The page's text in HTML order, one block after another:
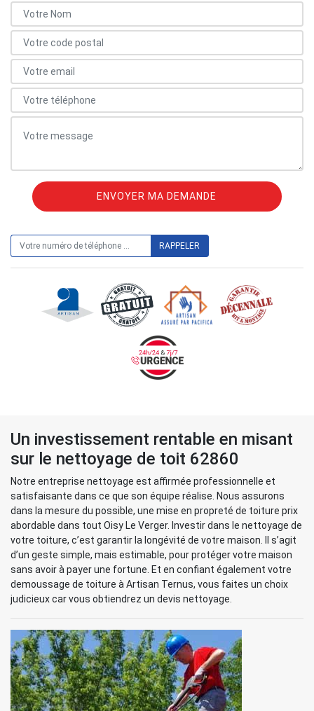
Un investissement rentable en misant
sur le nettoyage de toit 62860
Notre entreprise nettoyage est affirmée professionnelle et
satisfaisante dans ce que son équipe réalise. Nous assurons
dans la mesure du possible, une mise en propreté de toiture prix
abordable dans tout Oisy Le Verger. Investir dans le nettoyage de
votre toiture, c’est garantir la longévité de votre maison. Il s’agit
d’un geste simple, mais estimable, pour protéger votre maison
sans avoir à payer une fortune. Et en confiant également votre
demoussage de toiture à Artisan Ternus, vous faites un choix
judicieux car vous obtiendrez un devis nettoyage.